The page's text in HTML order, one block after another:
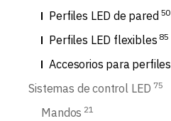
Perfiles LED de pared 50
Perfiles LED flexibles 85
Accesorios para perfiles
Sistemas de control LED 75
Mandos 21